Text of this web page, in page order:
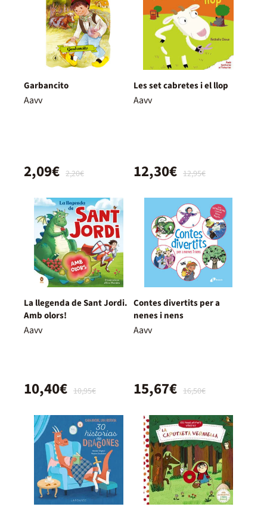
Garbancito
Aavv
2,20€
2,09€
Les set cabretes i el llop
Aavv
12,95€
12,30€
La llegenda de Sant Jordi.
Amb olors!
Aavv
10,95€
10,40€
Contes divertits per a
nenes i nens
Aavv
16,50€
15,67€